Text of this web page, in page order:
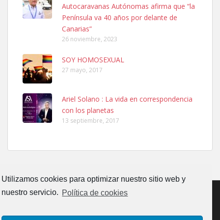
Utilizamos cookies para optimizar nuestro sitio web y
nuestro servicio. Política de cookies
06/07/2025 ZONA MESA Y LOPEZ. ES MUY ASUSTADIZO
Leales.org » Gran Canaria
6.7.2025
Ninfa perdida
El día 5 se los perdió una ninfa papillera, asustada tiene miedo a la
calle, se perdió por la zon...
Adopcion
Autocaravanas Autónomas afirma que “la
Península va 40 años por delante de
Canarias”
26 noviembre, 2023
SOY HOMOSEXUAL
27 mayo, 2017
Ariel Solano : La vida en correspondencia
con los planetas
13 septiembre, 2017